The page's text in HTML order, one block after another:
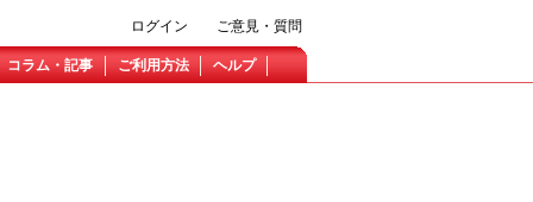
ご意見・質問
ログイン
コラム・記事 ご利用方法 ヘルプ